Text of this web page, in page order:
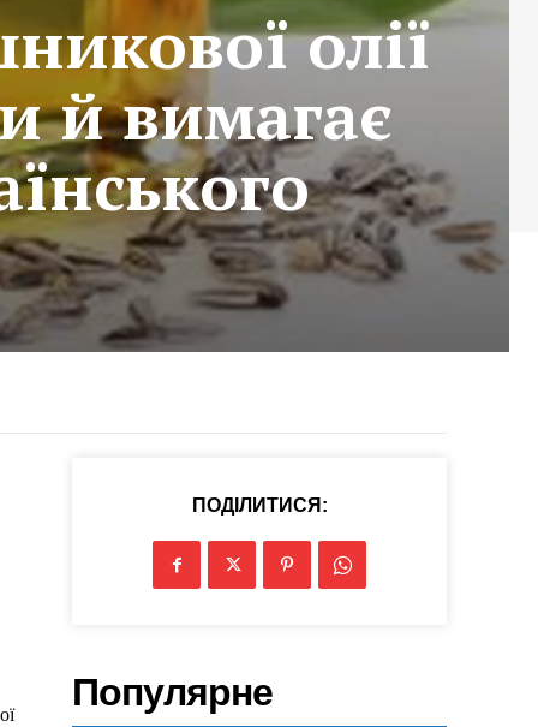
олії
й вимагає
ПОДІЛИТИСЯ:
Популярне